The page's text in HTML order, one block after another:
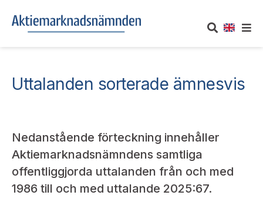
Informationsgivning
Arbetssätt och jävsfrågor
Om nämndens uttalanden
Uttalanden sorterade efter publiceringsdatum
TAKEOVER-REGLER
Takeover-regler för reglerade marknader och vissa
handelsplattformar
AKTUELLT
Uttalanden sorterade ämnesvis
Nedanstående förteckning innehåller
Aktiemarknadsnämndens samtliga
offentliggjorda uttalanden från och med
1986 till och med uttalande 2025:67.